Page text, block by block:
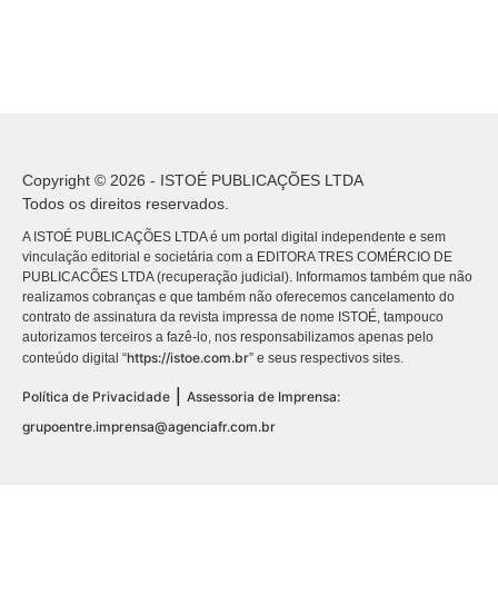
Copyright © 2026 - ISTOÉ PUBLICAÇÕES LTDA
Todos os direitos reservados.
A ISTOÉ PUBLICAÇÕES LTDA é um portal digital independente e sem
vinculação editorial e societária com a EDITORA TRES COMÉRCIO DE
PUBLICACÕES LTDA (recuperação judicial). Informamos também que não
realizamos cobranças e que também não oferecemos cancelamento do
contrato de assinatura da revista impressa de nome ISTOÉ, tampouco
autorizamos terceiros a fazê-lo, nos responsabilizamos apenas pelo
conteúdo digital “https://istoe.com.br” e seus respectivos sites.
Política de Privacidade
Assessoria de Imprensa:
grupoentre.imprensa@agenciafr.com.br